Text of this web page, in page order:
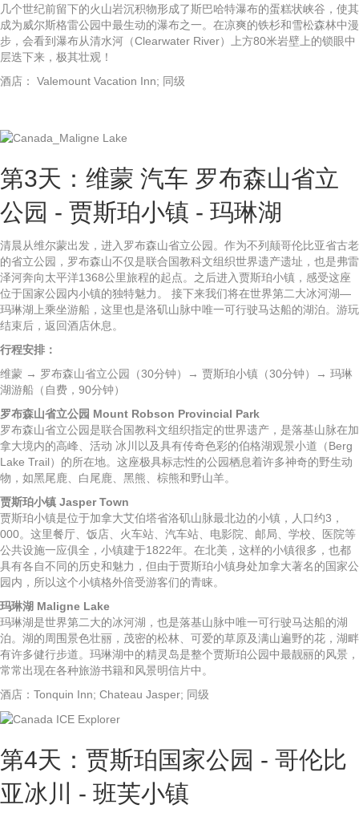
几个世纪前留下的火山岩沉积物形成了斯巴哈特瀑布的蛋糕状峡谷，使其
成为威尔斯格雷公园中最生动的瀑布之一。在凉爽的铁杉和雪松森林中漫
步，会看到瀑布从清水河（Clearwater River）上方80米岩壁上的锁眼中
层迭下来，极其壮观！
酒店： Valemount Vacation Inn; 同级
第3天：维蒙 汽车 罗布森山省立
公园 - 贾斯珀小镇 - 玛琳湖
清晨从维尔蒙出发，进入罗布森山省立公园。作为不列颠哥伦比亚省古老
的省立公园，罗布森山不仅是联合国教科文组织世界遗产遗址，也是弗雷
泽河奔向太平洋1368公里旅程的起点。之后进入贾斯珀小镇，感受这座
位于国家公园内小镇的独特魅力。 接下来我们将在世界第二大冰河湖—
玛琳湖上乘坐游船，这里也是洛矶山脉中唯一可行驶马达船的湖泊。游玩
结束后，返回酒店休息。
行程安排：
维蒙 → 罗布森山省立公园（30分钟）→ 贾斯珀小镇（30分钟）→ 玛琳
湖游船（自费，90分钟）
罗布森山省立公园 Mount Robson Provincial Park
罗布森山省立公园是联合国教科文组织指定的世界遗产，是落基山脉在加
拿大境内的高峰、活动 冰川以及具有传奇色彩的伯格湖观景小道（Berg
Lake Trail）的所在地。这座极具标志性的公园栖息着许多神奇的野生动
物，如黑尾鹿、白尾鹿、黑熊、棕熊和野山羊。
贾斯珀小镇 Jasper Town
贾斯珀小镇是位于加拿大艾伯塔省洛矶山脉最北边的小镇，人口约3，
000。这里餐厅、饭店、火车站、汽车站、电影院、邮局、学校、医院等
公共设施一应俱全，小镇建于1822年。在北美，这样的小镇很多，也都
具有各自不同的历史和魅力，但由于贾斯珀小镇身处加拿大著名的国家公
园内，所以这个小镇格外倍受游客们的青睐。
玛琳湖 Maligne Lake
玛琳湖是世界第二大的冰河湖，也是落基山脉中唯一可行驶马达船的湖
泊。湖的周围景色壮丽，茂密的松林、可爱的草原及满山遍野的花，湖畔
有许多健行步道。玛琳湖中的精灵岛是整个贾斯珀公园中最靓丽的风景，
常常出现在各种旅游书籍和风景明信片中。
酒店：Tonquin Inn; Chateau Jasper; 同级
第4天：贾斯珀国家公园 - 哥伦比
亚冰川 - 班芙小镇